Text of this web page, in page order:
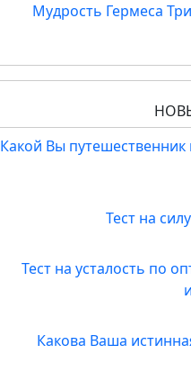
Мудрость Гермеса
Какой Вы
Тест на
Тест на усталость по
Какова Ваша